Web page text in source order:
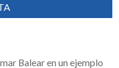
Balear en un ejemplo